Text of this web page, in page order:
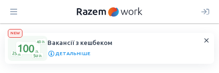
NEW
Вакансії з кешбеком
ДЕТАЛЬНІШЕ